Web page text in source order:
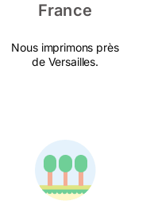
France
Nous imprimons près
de Versailles.